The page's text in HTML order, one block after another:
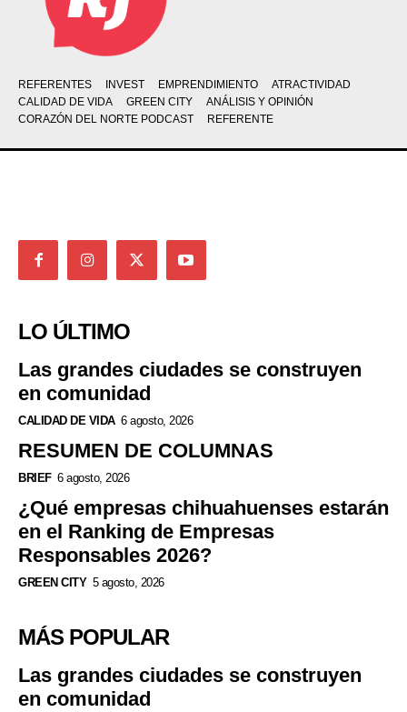
REFERENTES INVEST EMPRENDIMIENTO
ATRACTIVIDAD
CALIDAD DE VIDA
GREEN CITY
ANÁLISIS Y OPINIÓN
CORAZÓN DEL NORTE PODCAST
REFERENTE
LO ÚLTIMO
Las grandes ciudades se construyen
en comunidad
CALIDAD DE VIDA 6 agosto, 2026
RESUMEN DE COLUMNAS
BRIEF 6 agosto, 2026
¿Qué empresas chihuahuenses estarán
en el Ranking de Empresas
Responsables 2026?
GREEN CITY 5 agosto, 2026
MÁS POPULAR
Las grandes ciudades se construyen
en comunidad